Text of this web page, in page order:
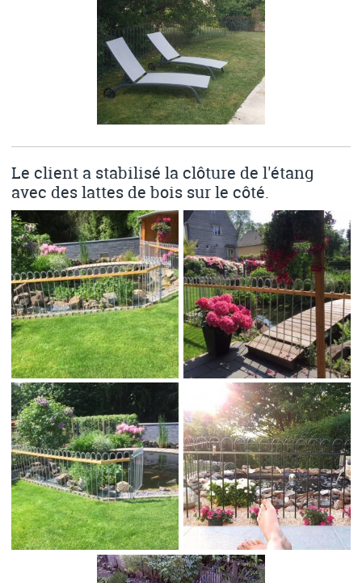
Le client a stabilisé la clôture de l'étang
avec des lattes de bois sur le côté.